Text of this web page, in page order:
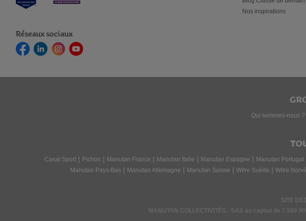
de vos envies et de l'ambiance que vous souhaitez créer dans votre espace d'accueil.
Réseaux sociaux
Nos inspirations
Qui sommes-nous ?
Casal Sport | Pichon | Manutan France | Manutan Italie | Manutan Espagne | Manutan Portugal
Manutan Pays-Bas | Manutan Allemagne | Manutan Suisse | Witre Suède | Witre
SITE
MANUTAN COLLECTIVITÉS - SAS au capital de 7 560